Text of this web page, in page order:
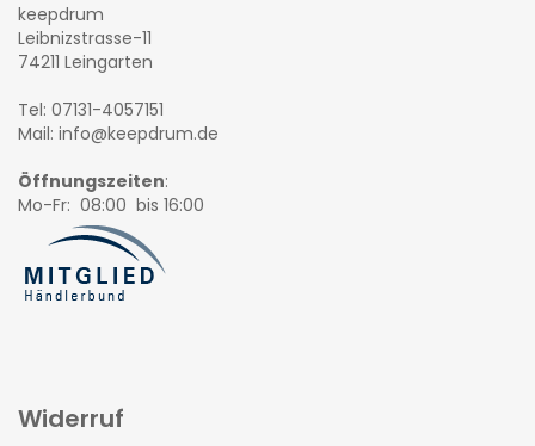
keepdrum
Leibnizstrasse-11
74211 Leingarten
Tel: 07131-4057151
Mail: info@keepdrum.de
Öffnungszeiten:
Mo-Fr: 08:00 bis 16:00
Widerruf